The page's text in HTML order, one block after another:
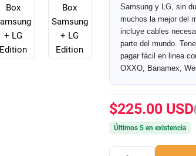
Samsung y LG, sin
muchos la mejor del
incluye cables
parte del mundo.
pagar fácil en linea
OXXO, Banamex,
$225.00 USD
Últimos 5 en existencia